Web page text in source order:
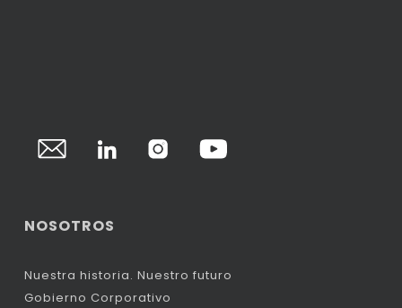
NOSOTROS
Nuestra historia. Nuestro futuro
Gobierno Corporativo